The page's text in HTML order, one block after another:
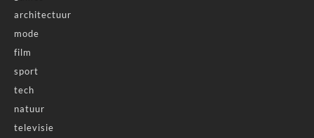
architectuur
mode
film
sport
tech
natuur
televisie